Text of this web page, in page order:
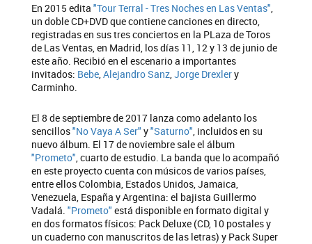
En 2015 edita "Tour Terral - Tres Noches en Las Ventas"
un doble CD+DVD que contiene canciones en directo,
registradas en sus tres conciertos en la PLaza de Toros
de Las Ventas, en Madrid, los días 11, 12 y 13 de junio de
este año. Recibió en el escenario a importantes
invitados: Bebe Alejandro Sanz Jorge Drexlery
Carminho.
El 8 de septiembre de 2017 lanza como adelanto los
sencillos"No Vaya A Ser" y"Saturno" , incluidos en su
nuevo álbum. El 17 de noviembre sale el álbum
"Prometo" , cuarto de estudio. La banda que lo acompañó
en este proyecto cuenta con músicos de varios países,
entre ellos Colombia, Estados Unidos, Jamaica,
Venezuela, España y Argentina: el bajista Guillermo
Vadalá. "Prometo" está disponible en formato digital y
en dos formatos físicos: Pack Deluxe (CD, 10 postales y
un cuaderno con manuscritos de las letras) y Pack Super